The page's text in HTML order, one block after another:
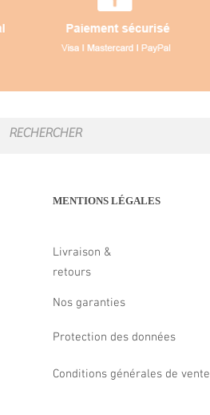
MENTIONS LÉGALES
Livraison &
retours
Nos garanties
Protection des données
Conditions générales de vente